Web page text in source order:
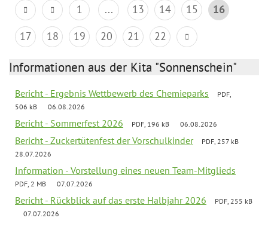
1 ... 13 14 15
16
17
18 19 20 21 22
Informationen aus der Kita "Sonnenschein"
Bericht - Ergebnis Wettbewerb des Chemieparks
PDF,
506 kB
06.08.2026
Bericht - Sommerfest 2026 PDF, 196 kB 06.08.2026
Bericht - Zuckertütenfest der Vorschulkinder
PDF, 257 kB
28.07.2026
Information - Vorstellung eines neuen Team-Mitglieds
PDF, 2 MB 07.07.2026
Bericht - Rückblick auf das erste Halbjahr 2026
PDF, 255 kB
07.07.2026